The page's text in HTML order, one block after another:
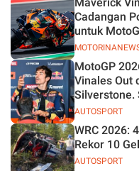
Jelas
Cadangan
untuk
AUTOSPORT
MotoGP
Vinales Out
Silverstone.
AUTOSPORT
WRC 2026:
Rekor 10